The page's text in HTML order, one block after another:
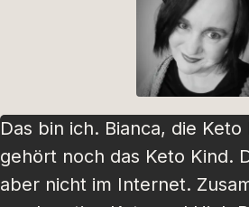
Das bin ich. Bianca, die
gehört noch das Keto Kind.
aber nicht im Internet.